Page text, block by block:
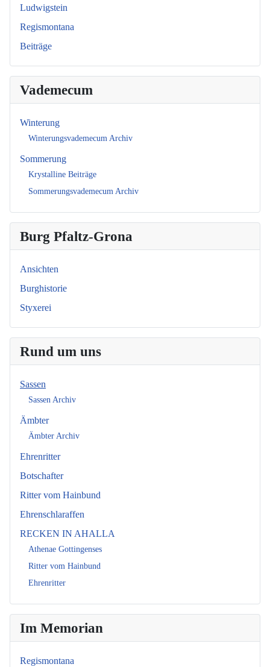
Ludwigstein
Regismontana
Beiträge
Vademecum
Winterung
Winterungsvademecum Archiv
Sommerung
Krystalline Beiträge
Sommerungsvademecum Archiv
Burg Pfaltz-Grona
Ansichten
Burghistorie
Styxerei
Rund um uns
Sassen
Sassen Archiv
Ämbter
Ämbter Archiv
Ehrenritter
Botschafter
Ritter vom Hainbund
Ehrenschlaraffen
RECKEN IN AHALLA
Athenae Gottingenses
Ritter vom Hainbund
Ehrenritter
Im Memorian
Regismontana